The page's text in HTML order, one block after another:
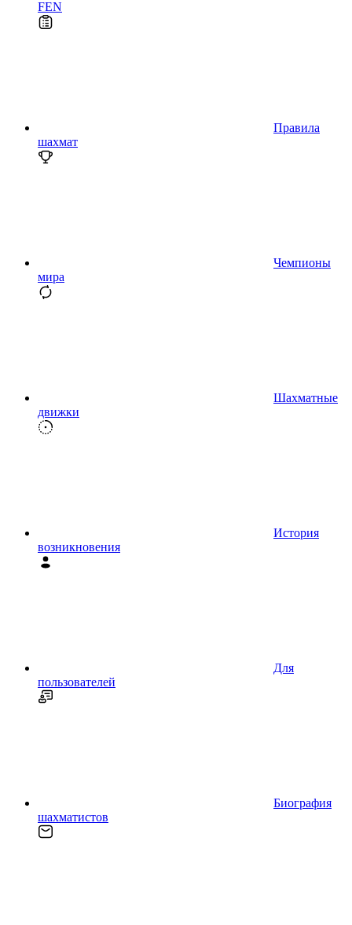
FEN
Правила
шахмат
Чемпионы
мира
Шахматные
движки
История
возникновения
Для
пользователей
Биография
шахматистов